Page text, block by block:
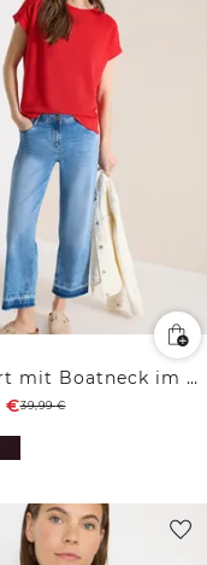
T-Shirt mit Boatneck im Strick-Look
€39,99€